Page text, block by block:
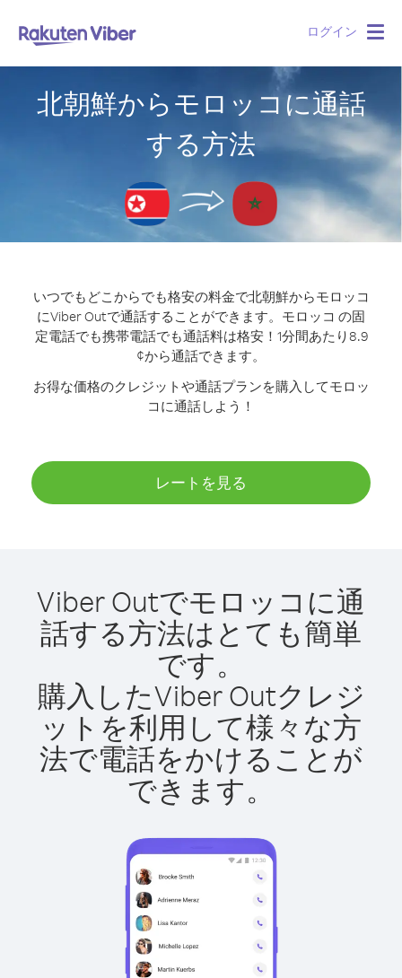
ログイン
北朝鮮からモロッコに通話
する方法
いつでもどこからでも格安の料金で北朝鮮からモロッコ
にViber Outで通話することができます。 モロッコ の固
定電話でも携帯電話でも通話料は格安！1分間あたり8.9
¢から通話できます。
お得な価格のクレジットや通話プランを購入してモロッ
コに通話しよう！
レートを見る
Viber Outでモロッコに通
話する方法はとても簡単
です。
購入したViber Outクレジ
ットを利用して様々な方
法で電話をかけることが
できます。